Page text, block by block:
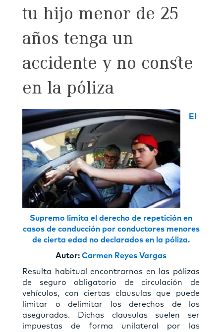
tu hijo menor de 25
años tenga un
accidente y no conste
en la póliza
El
Supremo limita el derecho de repetición en
casos de conducción por conductores menores
de cierta edad no declarados en la póliza.
Autor: Carmen Reyes Vargas
Resulta habitual encontrarnos en las pólizas
de seguro obligatorio de circulación de
vehículos, con ciertas clausulas que puede
limitar o delimitar los derechos de los
asegurados. Dichas clausulas suelen ser
impuestas de forma unilateral por las